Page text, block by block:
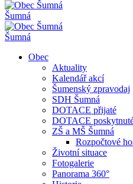
Šumná
Šumná
Obec
Aktuality
Kalendář akcí
Šumenský zpravodaj
SDH Šumná
DOTACE přijaté
DOTACE
ZŠ a MŠ Šumná
Rozpočtové
Životní situace
Fotogalerie
Panorama 360°